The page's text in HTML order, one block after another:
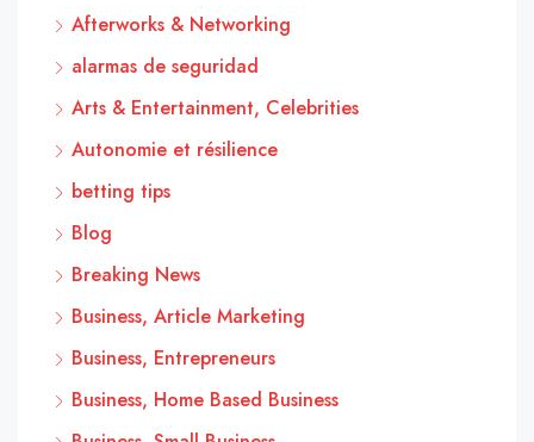
Afterworks & Networking
alarmas de seguridad
Arts & Entertainment, Celebrities
Autonomie et résilience
betting tips
Blog
Breaking News
Business, Article Marketing
Business, Entrepreneurs
Business, Home Based Business